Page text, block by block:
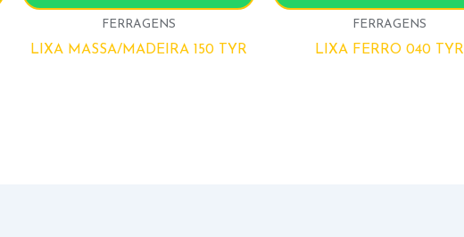
FERRAGENS
LIXA MASSA/MADEIRA 150 TYR
FERRAGENS
LIXA FERRO 040 TYR